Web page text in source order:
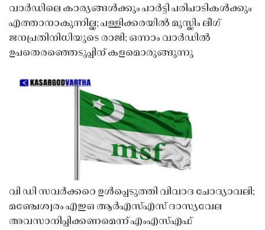
വാർഡിലെ കാര്യങ്ങൾക്കും പാർട്ടി പരിപാടികൾക്കും
എത്താനാകുന്നില്ല; പള്ളിക്കരയിൽ മുസ്ലിം ലീഗ്
ജനപ്രതിനിധിയുടെ രാജി; ഒന്നാം വാർഡിൽ
ഉപതെരഞ്ഞെടുപ്പിന് കളമൊരുങ്ങുന്നു
വി ഡി സവർക്കറെ ഉൾപ്പെടുത്തി വിവാദ ചോദ്യാവലി;
മഞ്ചേശ്വരം എഇഒ ആർഎസ്എസ് ദാസ്യവേല
അവസാനിപ്പിക്കണമെന്ന് എംഎസ്എഫ്